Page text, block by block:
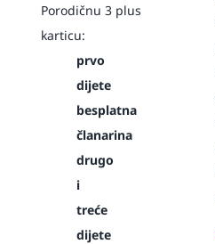
Porodičnu 3 plus
karticu:
prvo
dijete
besplatna
članarina
drugo
i
treće
dijete